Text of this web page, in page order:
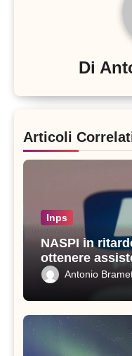
Di
Articoli
Inps
NASPI in
ottenere
Antonio